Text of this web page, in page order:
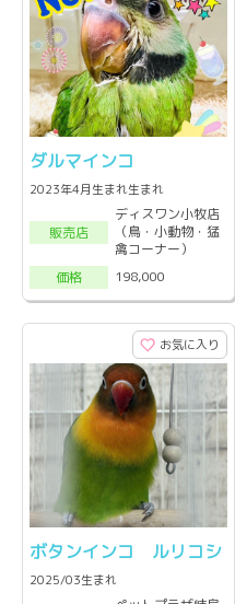
ダルマインコ
2023年4月生まれ生まれ
販売店
ディスワン小牧店
（鳥・小動物・猛
禽コーナー）
価格
198,000
お気に入り
ボタンインコ ルリコシ
2025/03生まれ